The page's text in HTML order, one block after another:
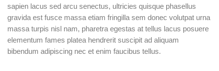
sapien lacus sed arcu senectus, ultricies quisque phasellus
gravida est fusce massa etiam fringilla sem donec volutpat urna
massa turpis nisl nam, pharetra egestas at tellus lacus posuere
elementum fames platea hendrerit suscipit ad aliquam
bibendum adipiscing nec et enim faucibus tellus.